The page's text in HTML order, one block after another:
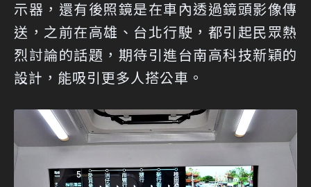
示器，還有後照鏡是在車內透過鏡頭影像傳
送，之前在高雄、台北行駛，都引起民眾熱
烈討論的話題，期待引進台南高科技新穎的
設計，能吸引更多人搭公車。